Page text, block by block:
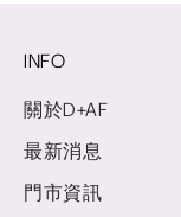
INFO
關於D+AF
最新消息
門市資訊